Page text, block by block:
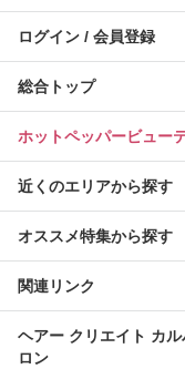
ログイン / 会員登録
総合トップ
ホットペッパービュー
近くのエリアから探す
オススメ特集から探す
関連リンク
ヘアー クリエイト カ
ロン